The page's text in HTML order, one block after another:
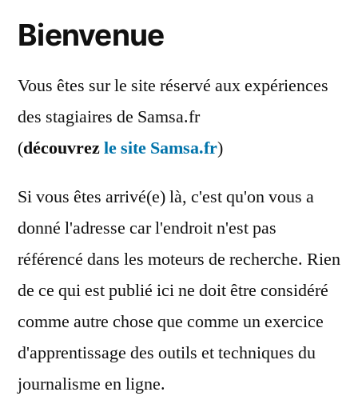
Bienvenue
Vous êtes sur le site réservé aux expériences
des stagiaires de Samsa.fr
(découvrezle site Samsa.fr)
Si vous êtes arrivé(e) là, c'est qu'on vous a
donné l'adresse car l'endroit n'est pas
référencé dans les moteurs de recherche. Rien
de ce qui est publié ici ne doit être considéré
comme autre chose que comme un exercice
d'apprentissage des outils et techniques du
journalisme en ligne.